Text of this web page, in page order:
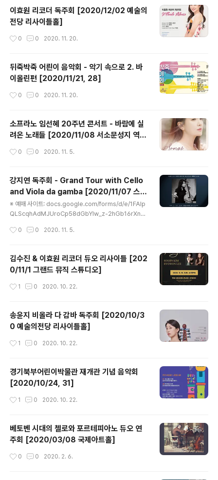
이효원 리코더 독주회 [2020/12/02 예술의
전당 리사이틀홀]
0 0 2020. 11. 20.
뒤죽박죽 어릔이 음악회 - 악기 속으로 2. 바
이올린편 [2020/11/21, 28]
0 0 2020. 11. 20.
소프라노 임선혜 20주년 콘서트 - 바람에 실
려온 노래들 [2020/11/08 서소문성지 역사
박물관 콘솔레이션홀]
0 0 2020. 11. 5.
강지연 독주회 - Grand Tour with Cello
and Viola da gamba [2020/11/07 스튜
디오 세나클]
※ 예매 사이트: docs.google.com/forms/d/e/1FAIp
QLScqhAdMJUroCp58dGbYlw_z-2hGb16rXn0
M7_S6ijV_3IJvwMHLTEhN79S-xdGbA280F503
0 0 2020. 11. 5.
김수진 & 이효원 리코더 듀오 리사이틀 [202
0/11/1 그랜드 뮤직 스튜디오]
1 0 2020. 10. 22.
송윤지 비올라 다 감바 독주회 [2020/10/3
0 예술의전당 리사이틀홀]
1 0 2020. 10. 22.
경기북부어린이박물관 재개관 기념 음악회
[2020/10/24, 31]
1 0 2020. 10. 22.
베토벤 시대의 첼로와 포르테피아노 듀오 연
주회 [2020/03/08 국제아트홀]
0 0 2020. 2. 6.